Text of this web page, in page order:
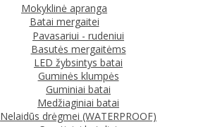
Mokyklinė apranga
Batai mergaitei
Pavasariui - rudeniui
Basutės mergaitėms
LED žybsintys batai
Guminės klumpės
Guminiai batai
Medžiaginiai batai
Nelaidūs drėgmei (WATERPROOF)